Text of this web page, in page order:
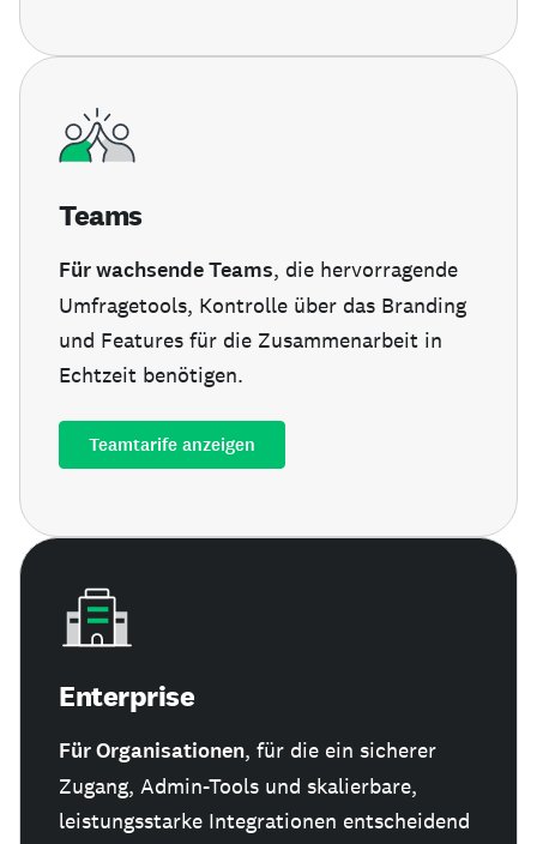
Teams
Für wachsende Teams, die hervorragende
Umfragetools, Kontrolle über das Branding
und Features für die Zusammenarbeit in
Echtzeit benötigen.
Teamtarife anzeigen
Enterprise
Für Organisationen, für die ein sicherer
Zugang, Admin-Tools und skalierbare,
leistungsstarke Integrationen entscheidend